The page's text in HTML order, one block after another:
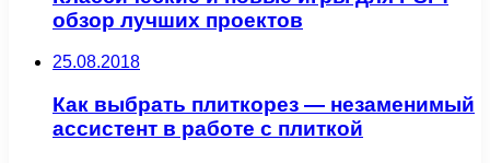
обзор лучших проектов
25.08.2018
Как выбрать плиткорез — незаменимый
ассистент в работе с плиткой